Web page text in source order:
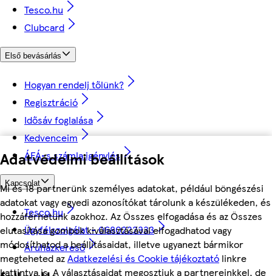
Adatvédelmi beállítások
Mi és 18 partnerünk személyes adatokat, például böngészési
adatokat vagy egyedi azonosítókat tárolunk a készülékeden, és
hozzáférhetünk azokhoz. Az Összes elfogadása és az Összes
elutasítása gombok kiválasztásával elfogadhatod vagy
módosíthatod a beállításaidat, illetve ugyanezt bármikor
megteheted azAdatkezelési és Cookie tájékoztató linkre
kattintva is. A választásaidat megosztjuk a partnereinkkel, de
Tesco.hu
Clubcard
Első bevásárlás
Hogyan rendelj tőlünk?
Regisztráció
Idősáv foglalása
Kedvenceim
ÁFÁ-s számla igénylés
Kapcsolat
Tesco.hu
Ügyfélszolgálat - 0680222333
Áruházkereső